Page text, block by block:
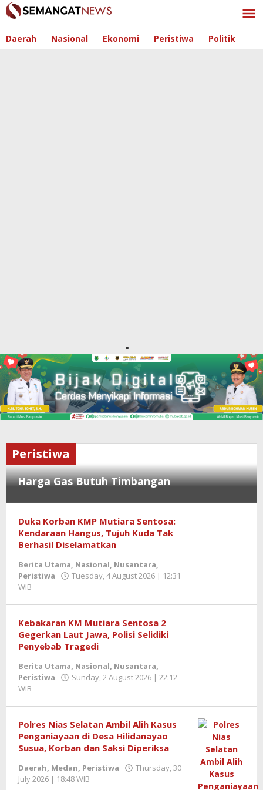
Skip
to
Daerah Nasional Ekonomi Peristiwa Politik
Harga Gas Butuh Timbangan
Ekonomi
Keuangan,
Nasional,
Friday,
11:49
WIB
Zulnadi
Peristiwa
Duka Korban KMP Mutiara Sentosa:
Kendaraan Hangus, Tujuh Kuda Tak
Berhasil Diselamatkan
Berita Utama, Nasional, Nusantara,
Peristiwa
Tuesday, 4 August 2026 | 12:31
WIB
Kebakaran KM Mutiara Sentosa 2
Gegerkan Laut Jawa, Polisi Selidiki
Penyebab Tragedi
Berita Utama, Nasional, Nusantara,
Peristiwa
Sunday, 2 August 2026 | 22:12
WIB
Polres Nias Selatan Ambil Alih Kasus
Penganiayaan di Desa Hilidanayao
Susua, Korban dan Saksi Diperiksa
Daerah, Medan, Peristiwa
Thursday, 30
July 2026 | 18:48 WIB